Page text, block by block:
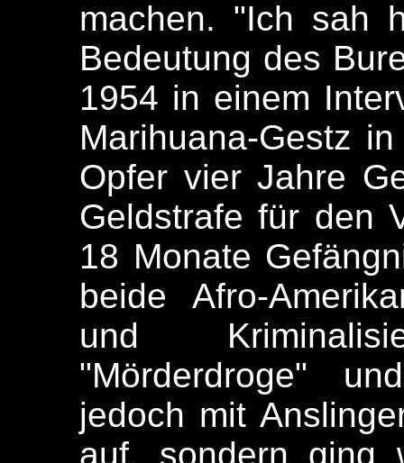
machen. "Ich sah
Bedeutung des
1954 in einem
Marihuana-Gestz
Opfer vier Jahre
Geldstrafe für den
18 Monate
beide Afro-
und
"Mörderdroge"
jedoch mit
auf, sondern ging